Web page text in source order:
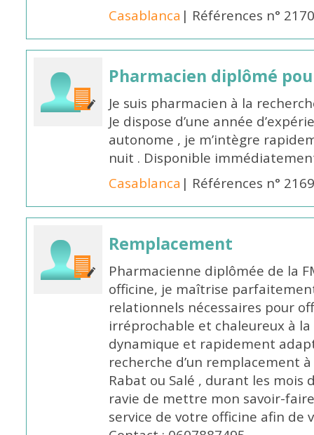
Casablanca | Références n°
Pharmacien diplômé
Je suis pharmacien à la
Je dispose d’une année
autonome , je m’intègre
nuit . Disponible
Casablanca | Références n°
Remplacement
Pharmacienne diplômée de la
officine, je maîtrise
relationnels nécessaires pour
irréprochable et chaleureux à
dynamique et rapidement
recherche d’un remplacement
Rabat ou Salé , durant les mois
ravie de mettre mon savoir-
service de votre officine afin de